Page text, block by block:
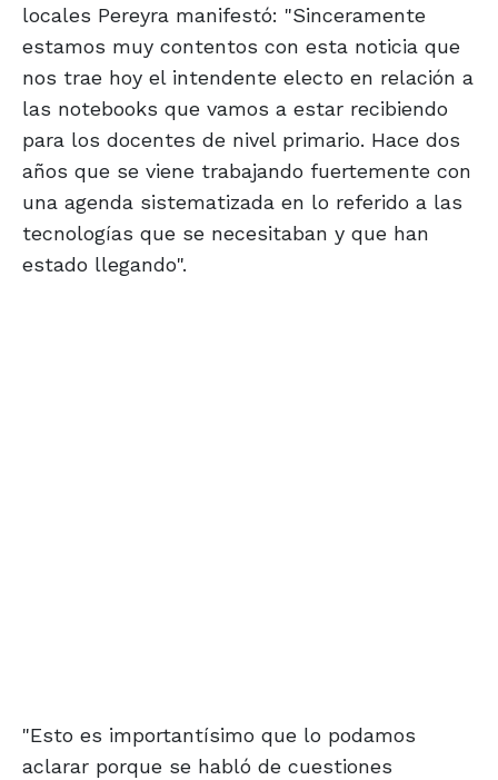
locales Pereyra manifestó: "Sinceramente
estamos muy contentos con esta noticia que
nos trae hoy el intendente electo en relación a
las notebooks que vamos a estar recibiendo
para los docentes de nivel primario. Hace dos
años que se viene trabajando fuertemente con
una agenda sistematizada en lo referido a las
tecnologías que se necesitaban y que han
estado llegando".
"Esto es importantísimo que lo podamos
aclarar porque se habló de cuestiones